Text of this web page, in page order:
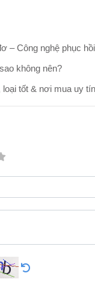
– Công nghệ phục
không nên?
tốt & nơi mua uy tín